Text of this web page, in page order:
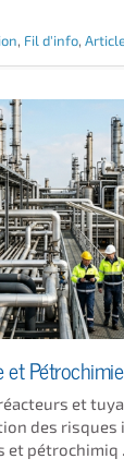
, Fil d'info,
et Pétrochimie
et
des risques
et pétrochimiq